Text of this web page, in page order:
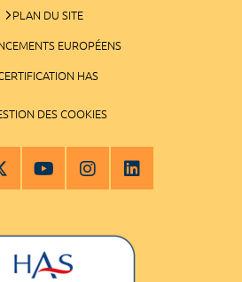
PLAN DU SITE
EUROPÉENS
HAS
DES COOKIES